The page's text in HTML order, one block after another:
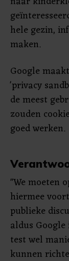
hele gezin,
maken.
Google
'privacy
de meest
zouden
goed werken.
"We moeten
hiermee
publieke
aldus
test wel
kunnen